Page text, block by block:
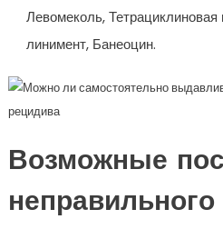
Левомеколь,
линимент, Банеоцин.
Возможные